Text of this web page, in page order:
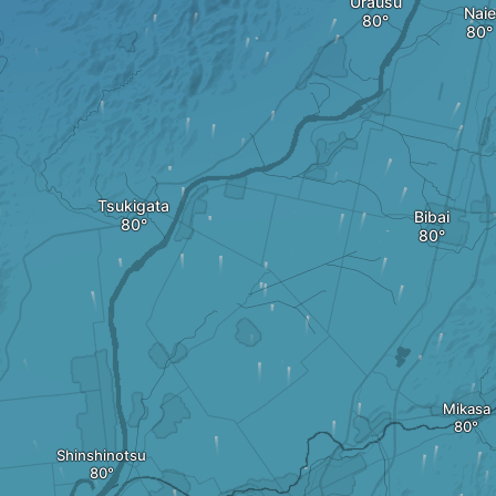
Tsukigata
Shinshinotsu
Bibai
Naie
Mikasa